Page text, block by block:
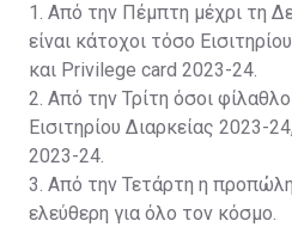
1. Από την Πέμπτη μέχρι τη
είναι κάτοχοι τόσο
και Privilege card 2023-24.
2. Από την Τρίτη όσοι
Εισιτηρίου Διαρκείας 2023-
2023-24.
3. Από την Τετάρτη η
ελεύθερη για όλο τον κόσμο.